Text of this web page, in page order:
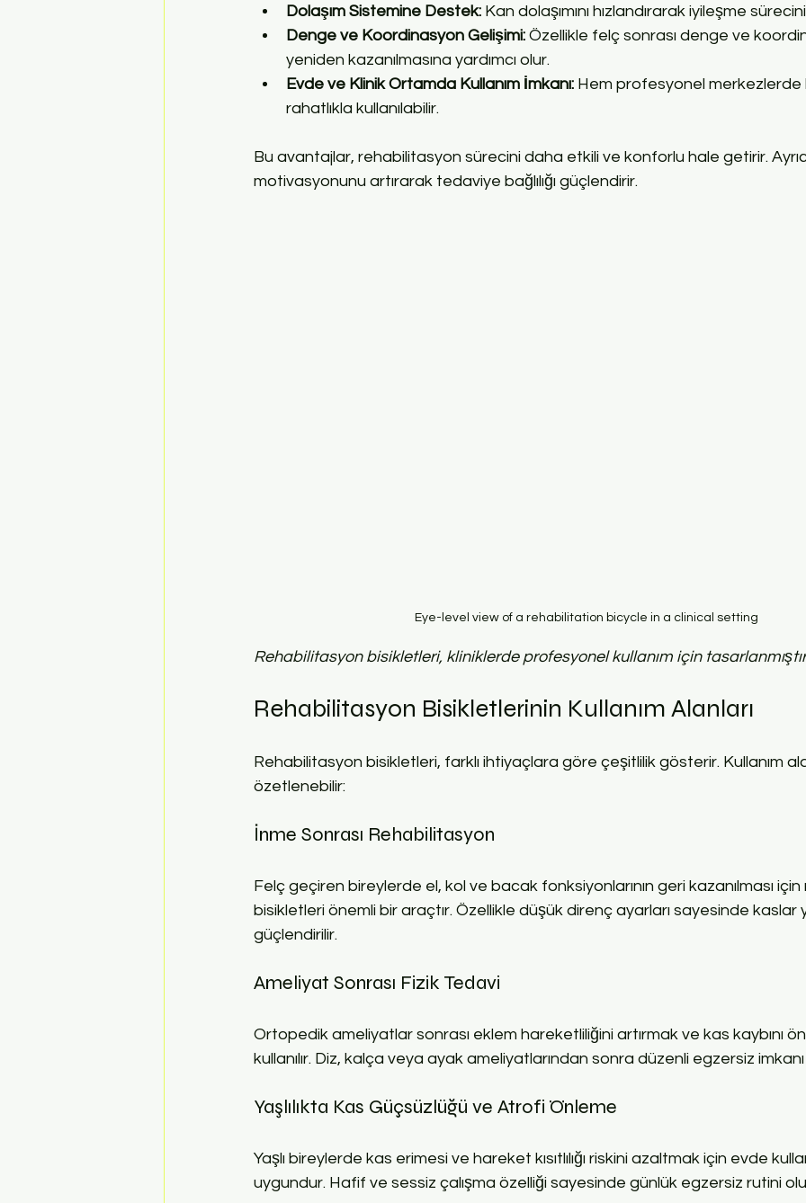
Dolaşım Sistemine Destek: Kan dolaşımını hızlandırarak iyileşme
Denge ve Koordinasyon Gelişimi: Özellikle felç sonrası denge ve
yeniden kazanılmasına yardımcı olur.
Evde ve Klinik Ortamda Kullanım İmkanı: Hem profesyonel merkezlerde
rahatlıkla kullanılabilir.
Bu avantajlar, rehabilitasyon sürecini daha etkili ve konforlu hale getirir.
motivasyonunu artırarak tedaviye bağlılığı güçlendirir.
Eye-level view of a rehabilitation bicycle in a clinical setting
Rehabilitasyon bisikletleri, kliniklerde profesyonel kullanım için
Rehabilitasyon Bisikletlerinin Kullanım Alanları
Rehabilitasyon bisikletleri, farklı ihtiyaçlara göre çeşitlilik gösterir. Kullanım
özetlenebilir:
İnme Sonrası Rehabilitasyon
Felç geçiren bireylerde el, kol ve bacak fonksiyonlarının geri kazanılması
bisikletleri önemli bir araçtır. Özellikle düşük direnç ayarları sayesinde kaslar
güçlendirilir.
Ameliyat Sonrası Fizik Tedavi
Ortopedik ameliyatlar sonrası eklem hareketliliğini artırmak ve kas kaybını
kullanılır. Diz, kalça veya ayak ameliyatlarından sonra düzenli egzersiz
Yaşlılıkta Kas Güçsüzlüğü ve Atrofi Önleme
Yaşlı bireylerde kas erimesi ve hareket kısıtlılığı riskini azaltmak için evde
uygundur. Hafif ve sessiz çalışma özelliği sayesinde günlük egzersiz rutini